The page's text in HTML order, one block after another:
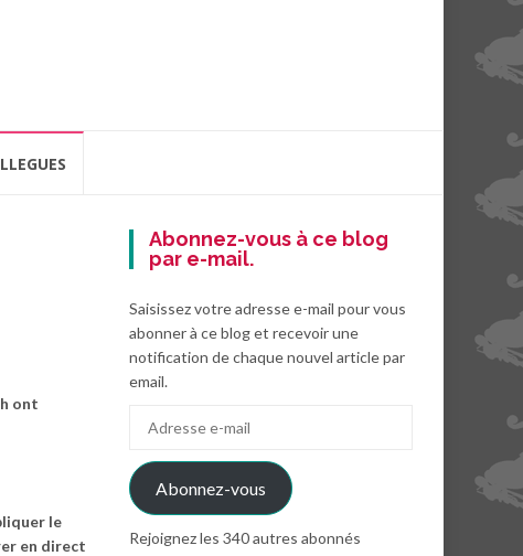
ont
le
en direct
Abonnez-vous à ce blog
par e-mail.
Saisissez votre adresse e-mail pour vous
abonner à ce blog et recevoir une
notification de chaque nouvel article par
email.
mail
Abonnez-vous
Rejoignez les 340 autres abonnés